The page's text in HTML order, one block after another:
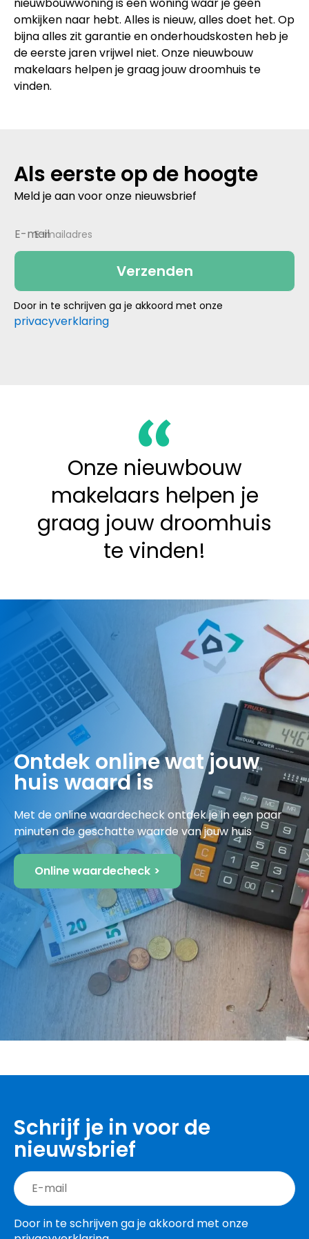
omkijken naar hebt. Alles is nieuw, alles doet het. Op
bijna alles zit garantie en onderhoudskosten heb je
de eerste jaren vrijwel niet. Onze nieuwbouw
makelaars helpen je graag jouw droomhuis te
vinden.
Als eerste op de hoogte
Meld je aan voor onze nieuwsbrief
E-mailadres
Door in te schrijven ga je akkoord met onze
privacyverklaring
Onze nieuwbouw
makelaars helpen je
graag jouw droomhuis
te vinden!
Ontdek online wat jouw
huis waard is
Met de online waardecheck ontdek je in een paar
minuten de geschatte waarde van jouw huis
Online waardecheck
Schrijf je in voor de
nieuwsbrief
Door in te schrijven ga je akkoord met onze